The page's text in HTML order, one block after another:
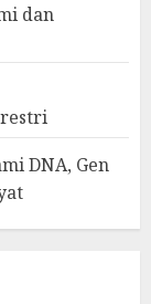
dan
DNA, Gen